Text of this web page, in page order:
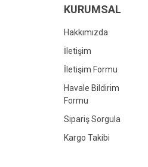
Bu ürüne
KURUMSAL
Hakkımızda
İletişim
İletişim Formu
Havale Bildirim
Formu
Sipariş Sorgula
Kargo Takibi